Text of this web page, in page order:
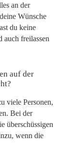
an der
Wünsche
du keine
auch freilassen
auf der
viele Personen,
Bei der
überschüssigen
wenn die